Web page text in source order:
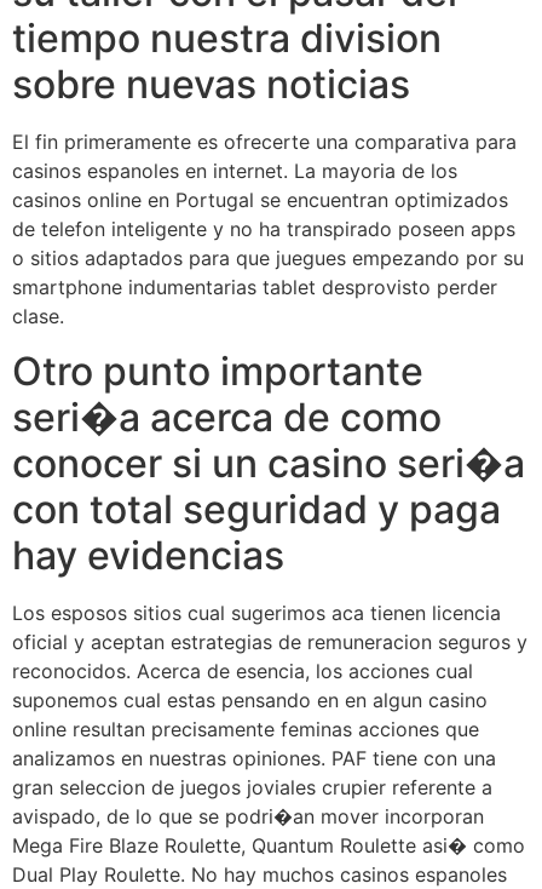
tiempo nuestra division
sobre nuevas noticias
El fin primeramente es ofrecerte una comparativa para
casinos espanoles en internet. La mayoria de los
casinos online en Portugal se encuentran optimizados
de telefon inteligente y no ha transpirado poseen apps
o sitios adaptados para que juegues empezando por su
smartphone indumentarias tablet desprovisto perder
clase.
Otro punto importante
seri�a acerca de como
conocer si un casino seri�a
con total seguridad y paga
hay evidencias
Los esposos sitios cual sugerimos aca tienen licencia
oficial y aceptan estrategias de remuneracion seguros y
reconocidos. Acerca de esencia, los acciones cual
suponemos cual estas pensando en en algun casino
online resultan precisamente feminas acciones que
analizamos en nuestras opiniones. PAF tiene con una
gran seleccion de juegos joviales crupier referente a
avispado, de lo que se podri�an mover incorporan
Mega Fire Blaze Roulette, Quantum Roulette asi� como
Dual Play Roulette. No hay muchos casinos espanoles